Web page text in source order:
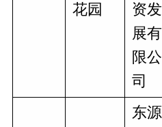
花园
资发
展有
限公
司
东源